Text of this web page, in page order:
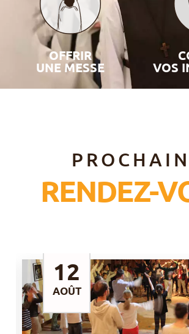
OFFRIR
UNE MESSE VOS
RENDEZ-
AOÛT
12